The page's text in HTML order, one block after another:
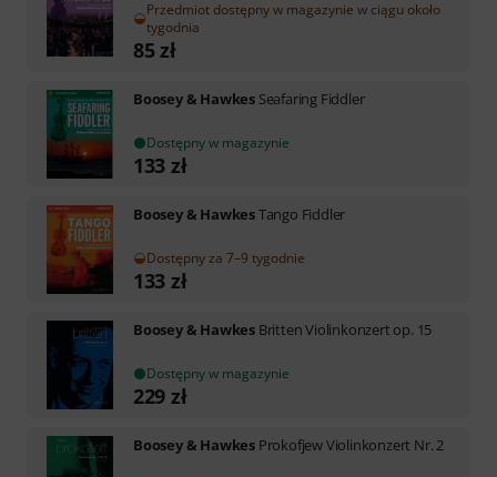
Przedmiot dostępny w magazynie w ciągu około
tygodnia
85zł
Boosey & Hawkes Seafaring Fiddler
Dostępny w magazynie
133 zł
Boosey & HawkesTango Fiddler
Dostępny za 7–9 tygodnie
133 zł
Boosey & Hawkes Britten Violinkonzert op. 15
Dostępny w magazynie
229 zł
Boosey & Hawkes Prokofjew Violinkonzert Nr. 2